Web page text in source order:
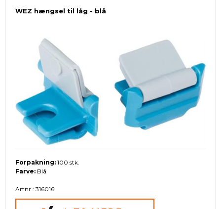
WEZ hængsel til låg - blå
Forpakning: 100 stk.
Farve: Blå
Artnr.: 316016